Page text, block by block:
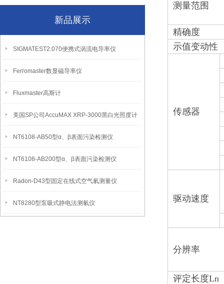
新品展示
SIGMATEST2.070便携式涡流电导率仪
Ferromaster数显磁导率仪
Fluxmaster高斯计
美国SP公司AccuMAX XRP-3000黑白光照度计
NT6108-AB50型α、β表面污染检测仪
NT6108-AB200型α、β表面污染检测仪
Radon-D43型固定在线式空气氡测量仪
NT8280型泵吸式静电法测氡仪
测量范围
精确度
示值变动性
传感器
驱动速度
分辨率
评定长度Ln